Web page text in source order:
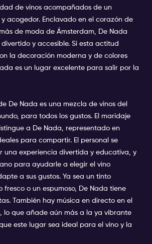
de vinos acompañados de un
acogedor. Enclavado en el corazón de
de moda de Ámsterdam, De Nada
y accesible. Si esta actitud
la decoración moderna y de colores
es un lugar excelente para salir por la
De Nada es una mezcla de vinos del
para todos los gustos. El maridaje
a De Nada, representado en
para compartir. El personal se
una experiencia divertida y educativa, y
para ayudarle a elegir el vino
a sus gustos. Ya sea un tinto
fresco o un espumoso, De Nada tiene
También hay música en directo en el
lo que añade aún más a la ya vibrante
este lugar sea ideal para el vino y la